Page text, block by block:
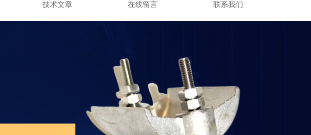
技术文章 在线留言 联系我们